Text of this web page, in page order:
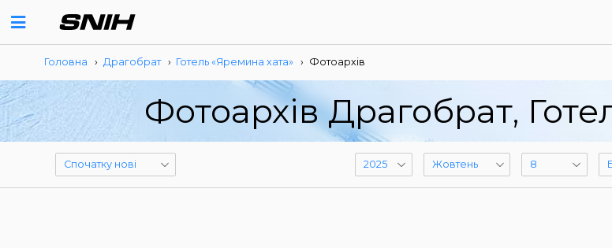
Головна › Драгобрат › Готель «Яремина хата» › Фотоархів
Фотоархів Драгобрат,